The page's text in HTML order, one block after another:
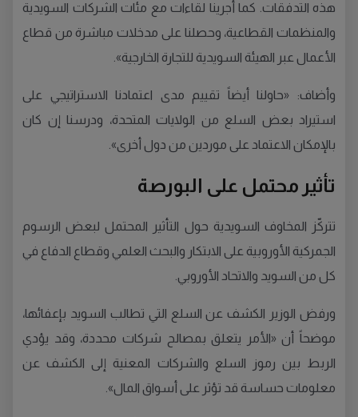
هذه التدفقات. كما أجرينا لقاءات مع مئات الشركات السويدية
والمنظمات القطاعية، وحصلنا على مدخلات مباشرة من قطاع
الأعمال عبر الهيئة السويدية للتجارة الخارجية».
وأضاف: «حاولنا أيضاً تقييم مدى اعتمادنا الاستراتيجي على
استيراد بعض السلع من الولايات المتحدة، ودرسنا إن كان
بالإمكان الاعتماد على موردين من دول أخرى».
تأثير محتمل على البورصة
تتركّز المخاوف السويدية حول التأثير المحتمل لبعض الرسوم
الجمركية الأوروبية على الابتكار والبحث العلمي وقطاع الدفاع في
كل من السويد والاتحاد الأوروبي.
ورفض الوزير الكشف عن السلع التي تطالب السويد بإعفائها،
موضحاً أن «الأمر يتعلق بمصالح شركات محددة، وقد يؤدي
الربط بين رموز السلع والشركات المعنية إلى الكشف عن
معلومات حساسة قد تؤثر على أسواق المال».